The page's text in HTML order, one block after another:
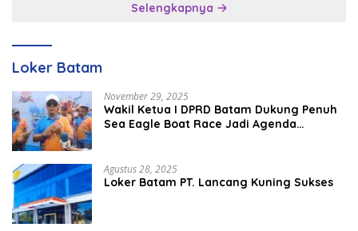
Selengkapnya
Loker Batam
November 29, 2025
Wakil Ketua I DPRD Batam Dukung Penuh
Sea Eagle Boat Race Jadi Agenda
Agustus 28, 2025
Loker Batam PT. Lancang Kuning Sukses